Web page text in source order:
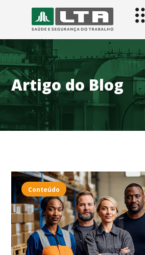
Artigo do Blog
Conteúdo